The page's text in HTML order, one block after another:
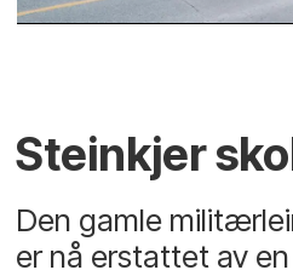
Steinkjer
Den gamle
er nå erstattet av